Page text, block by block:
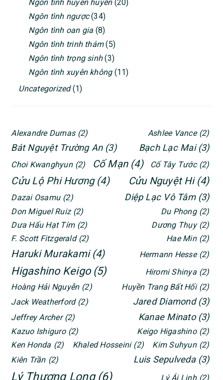
Ngôn tình huyền huyễn(20)
Ngôn tình ngược(34)
Ngôn tình oan gia (8)
Ngôn tình trinh thám(5)
Ngôn tình trọng sinh(3)
Ngôn tình xuyên không(11)
Uncategorized(1)
Alexandre Dumas (2) Ashlee Vance (2)
Bát Nguyệt Trường An (3) Bạch Lạc Mai (3)
Choi Kwanghyun (2) Cố Mạn (4) Cố Tây Tước (2)
Cửu Lộ Phi Hương (4) Cửu Nguyệt Hi (4)
Dazai Osamu (2) Diệp Lạc Vô Tâm (3)
Don Miguel Ruiz (2) Du Phong (2)
Dưa Hấu Hạt Tím (2) Dương Thụy (2)
F. Scott Fitzgerald (2) Hae Min (2)
Haruki Murakami (4) Hermann Hesse (2)
Higashino Keigo (5) Hiromi Shinya (2)
Hoàng Hải Nguyễn (2) Huyền Trang Bất Hối (2)
Jack Weatherford (2) Jared Diamond (3)
Jeffrey Archer (2) Kanae Minato (3)
Kazuo Ishiguro (2) Keigo Higashino (2)
Ken Honda (2) Khaled Hosseini (2) Kim Suhyun (2)
Kiên Trần (2) Luis Sepulveda (3)
Lý Thượng Long (6) Lý Ái Linh (2)